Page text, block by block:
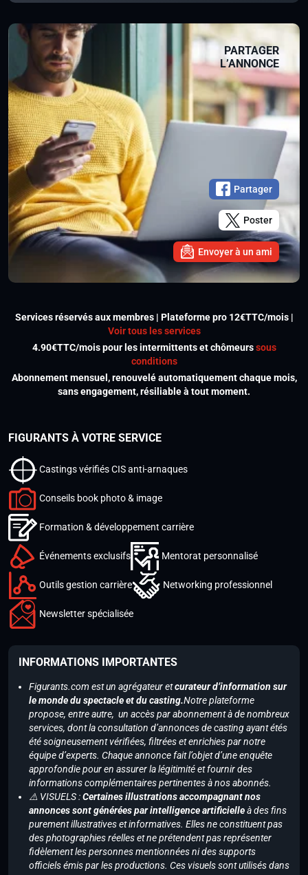
PARTAGER
L’ANNONCE
Partager
Poster
Envoyer à un ami
Services réservés aux membres | Plateforme pro 12€TTC/mois |
Voir tous les services
4.90€TTC/mois pour les intermittents et chômeurssous
conditions
Abonnement mensuel, renouvelé automatiquement chaque mois,
sans engagement, résiliable à tout moment.
FIGURANTS À VOTRE SERVICE
Castings vérifiés CIS anti-arnaques
Conseils book photo & image
Formation & développement carrière
Événements exclusifs Mentorat personnalisé
Outils gestion carrière Networking professionnel
Newsletter spécialisée
INFORMATIONS IMPORTANTES
Figurants.com est un agrégateur etcurateur d’information sur
le monde du spectacle et du casting.Notre plateforme
propose, entre autre, un accès par abonnement à de nombreux
services, dont la consultation d’annonces de casting ayant étés
été soigneusement vérifiées, filtrées et enrichies par notre
équipe d’experts. Chaque annonce fait l’objet d’une enquête
approfondie pour en assurer la légitimité et fournir des
informations complémentaires pertinentes à nos abonnés.
⚠️ VISUELS :Certaines illustrations accompagnant nos
annonces sont générées par intelligence artificielleà des fins
purement illustratives et informatives. Elles ne constituent pas
des photographies réelles et ne prétendent pas représenter
fidèlement les personnes mentionnées ni des supports
officiels émis par les productions. Ces visuels sont utilisés dans